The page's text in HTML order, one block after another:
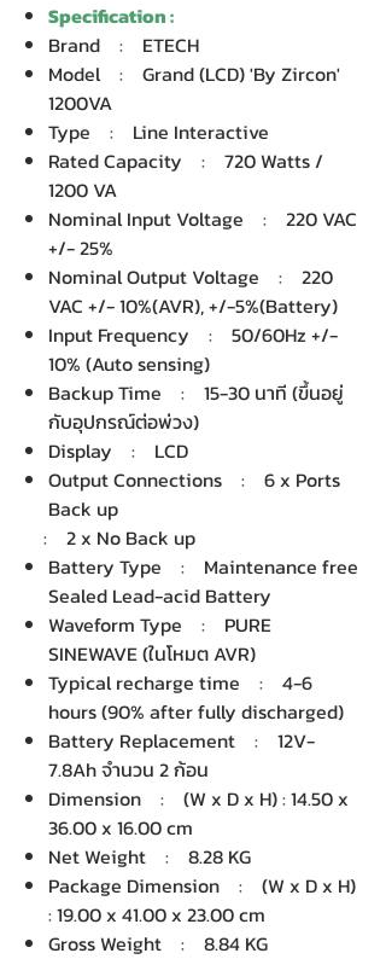
Specification :
Brand : ETECH
Model : Grand (LCD) 'By Zircon'
1200VA
Type : Line Interactive
Rated Capacity : 720 Watts /
1200 VA
Nominal Input Voltage : 220 VAC
+/- 25%
Nominal Output Voltage : 220
VAC +/- 10%(AVR), +/-5%(Battery)
Input Frequency : 50/60Hz +/-
10% (Auto sensing)
Backup Time : 15-30 นาที (ขึ้นอยู่
กับอุปกรณ์ต่อพ่วง)
Display : LCD
Output Connections : 6 x Ports
Back up
: 2 x No Back up
Battery Type : Maintenance free
Sealed Lead-acid Battery
Waveform Type : PURE
SINEWAVE (ในโหมต AVR)
Typical recharge time : 4-6
hours (90% after fully discharged)
Battery Replacement : 12V-
7.8Ah จำนวน 2 ก้อน
Dimension : (W x D x H) : 14.50 x
36.00 x 16.00 cm
Net Weight : 8.28 KG
Package Dimension : (W x D x H)
: 19.00 x 41.00 x 23.00 cm
Gross Weight : 8.84 KG